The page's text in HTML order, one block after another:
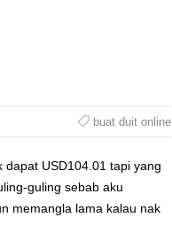
buat duit online
USD104.01 tapi yang
guling sebab aku
memangla lama kalau nak